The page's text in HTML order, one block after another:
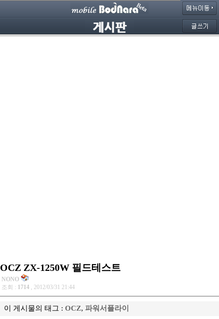
OCZ ZX-1250W 필드테스트
NONO
조회 : 1714 , 2012/03/31 21:44
이 게시물의 태그 : OCZ, 파워서플라이